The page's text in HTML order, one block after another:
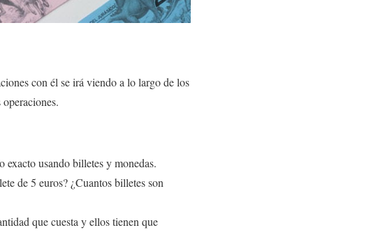
con él se irá viendo a lo largo de los
exacto usando billetes y monedas.
de 5 euros? ¿Cuantos billetes son
que cuesta y ellos tienen que